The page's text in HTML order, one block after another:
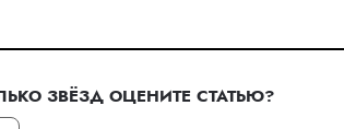
ЗВЁЗД ОЦЕНИТЕ СТАТЬЮ?